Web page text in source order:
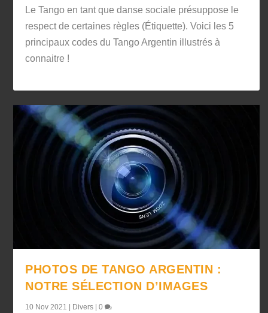
Le Tango en tant que danse sociale présuppose le
respect de certaines règles (Étiquette). Voici les 5
principaux codes du Tango Argentin illustrés à
connaitre !
PHOTOS DE TANGO ARGENTIN :
NOTRE SÉLECTION D’IMAGES
10 Nov 2021 | Divers |0